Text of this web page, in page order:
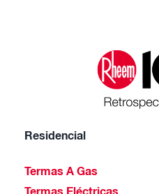
Residencial
Termas A Gas